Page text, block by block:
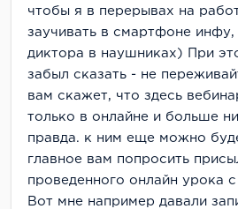
чтобы я в перерывах на
заучивать в смартфоне
диктора в наушниках) При
забыл сказать - не
вам скажет, что здесь
только в онлайне и больше
правда. к ним еще можно
главное вам попросить
проведенного онлайн урока
Вот мне например давали